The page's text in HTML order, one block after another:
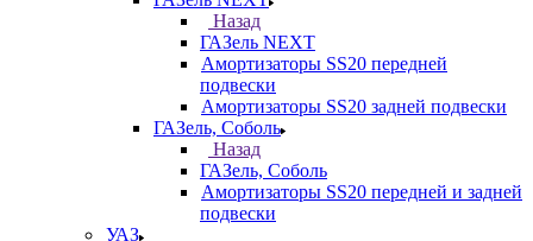
Назад
ГАЗель NEXT
Амортизаторы SS20 передней
подвески
Амортизаторы SS20 задней подвески
ГАЗель, Соболь
Назад
ГАЗель, Соболь
Амортизаторы SS20 передней и задней
подвески
УАЗ